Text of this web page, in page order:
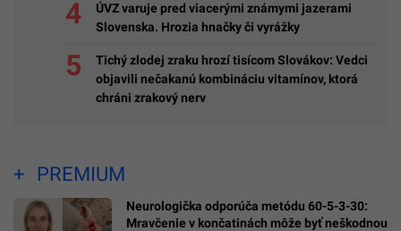
ÚVZ varuje pred viacerými známymi jazerami
Slovenska. Hrozia hnačky či vyrážky
Tichý zlodej zraku hrozí tisícom Slovákov: Vedci
objavili nečakanú kombináciu vitamínov, ktorá
chráni zrakový nerv
PREMIUM
Neurologička odporúča metódu 60-5-3-30:
Mravčenie v končatinách môže byť neškodnou